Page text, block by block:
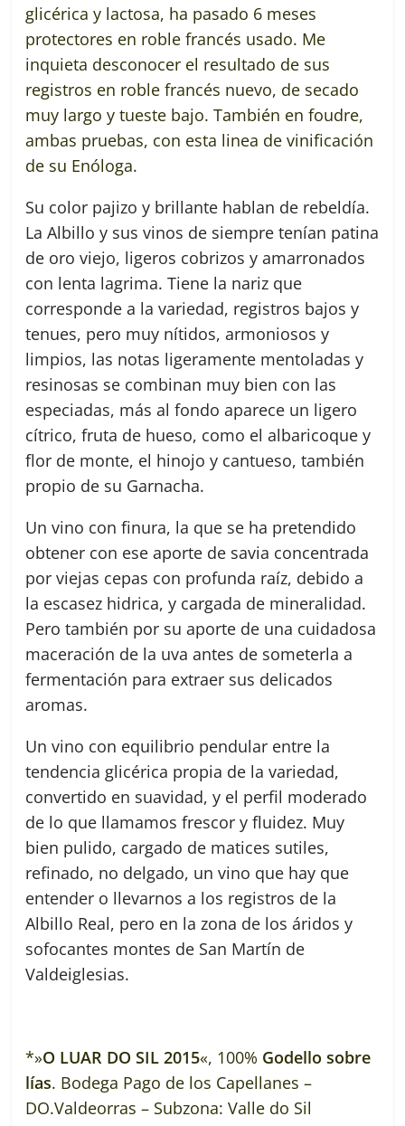
glicérica y lactosa, ha pasado 6 meses
protectores en roble francés usado. Me
inquieta desconocer el resultado de sus
registros en roble francés nuevo, de secado
muy largo y tueste bajo. También en foudre,
ambas pruebas, con esta linea de vinificación
de su Enóloga.
Su color pajizo y brillante hablan de rebeldía.
La Albillo y sus vinos de siempre tenían patina
de oro viejo, ligeros cobrizos y amarronados
con lenta lagrima. Tiene la nariz que
corresponde a la variedad, registros bajos y
tenues, pero muy nítidos, armoniosos y
limpios, las notas ligeramente mentoladas y
resinosas se combinan muy bien con las
especiadas, más al fondo aparece un ligero
cítrico, fruta de hueso, como el albaricoque y
flor de monte, el hinojo y cantueso, también
propio de su Garnacha.
Un vino con finura, la que se ha pretendido
obtener con ese aporte de savia concentrada
por viejas cepas con profunda raíz, debido a
la escasez hidrica, y cargada de mineralidad.
Pero también por su aporte de una cuidadosa
maceración de la uva antes de someterla a
fermentación para extraer sus delicados
aromas.
Un vino con equilibrio pendular entre la
tendencia glicérica propia de la variedad,
convertido en suavidad, y el perfil moderado
de lo que llamamos frescor y fluidez. Muy
bien pulido, cargado de matices sutiles,
refinado, no delgado, un vino que hay que
entender o llevarnos a los registros de la
Albillo Real, pero en la zona de los áridos y
sofocantes montes de San Martín de
Valdeiglesias.
*»O LUAR DO SIL 2015«, 100% Godello sobre
lías. Bodega Pago de los Capellanes –
DO.Valdeorras – Subzona: Valle do Sil